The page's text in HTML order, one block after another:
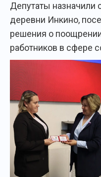
Депутаты назначили
деревни Инкино,
решения о
работников в сфере